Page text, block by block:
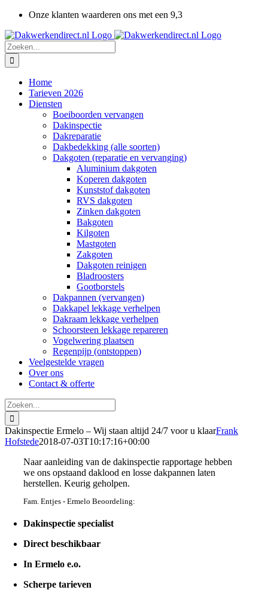
inhoud
Onze klanten waarderen ons met een 9,3
Zoeken
naar:
Home
Tarieven 2026
Diensten
Boeiboorden vervangen
Dakinspectie
Dakreparatie
Dakbedekking (alle soorten)
Dakgoten (reparatie en vervanging)
Aluminium dakgoten
Koperen dakgoten
Kunststof dakgoten
RVS dakgoten
Zinken dakgoten
Bakgoten
Kilgoten
Mastgoten
Zakgoten
Dakgoten reinigen
Bladroosters
Gootborstels
Dakpannen (vervangen)
Dakkapel lekkage verhelpen
Dakraam lekkage verhelpen
Schoorsteen lekkage repareren
Vogelwering plaatsen
Regenpijp (ontstoppen)
Veelgestelde vragen
Over ons
Contact & offerte
Zoeken
naar:
Dakinspectie Ermelo – Wij staan altijd 24/7 voor u klaarFrank
Hofstede2018-07-03T10:17:16+00:00
Naar aanleiding van de dakinspectie rapportage hebben
we ons opstaand daklood en losse dakpannen laten
herstellen. Keurig geholpen.
Fam. Entjes - Ermelo Beoordeling:
Dakinspectie specialist
Direct beschikbaar
In Ermelo e.o.
Scherpe tarieven